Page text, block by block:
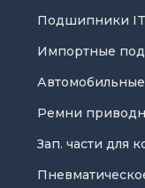
Подшипники
Импортные
Ремни
Зап. части для